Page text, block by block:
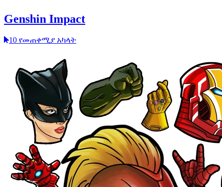
Genshin Impact
10 የመጠቀሚያ አካላት